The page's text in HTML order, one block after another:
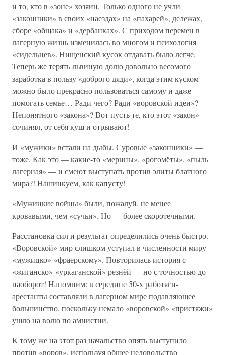
и то, кто в «зоне» хозяин. Только одного не учли
«законники» в своих «наездах» на «пахарей», дележах,
сборе «общака» и «дербанках». С приходом перемен в
лагерную жизнь изменилась во многом и психология
«сидельцев». Нищенский кусок отдавать было легче.
Теперь же терять львиную долю довольно весомого
заработка в пользу «доброго дяди», когда этим куском
можно было прекрасно пользоваться самому и даже
помогать семье… Ради чего? Ради «воровской идеи»?
Непонятного «закона»? Вот пусть те, кто этот «закон»
сочинял, от себя куш и отрывают!
И «мужики» встали на дыбы. Суровые «законники» —
тоже. Как это — какие-то «мерины», «рогомёты», «пыль
лагерная» — и смеют выступать против элиты блатного
мира?! Нашинкуем, как капусту!
«Мужицкие войны» были, пожалуй, не менее
кровавыми, чем «сучьи». Но — более скоротечными.
Расстановка сил и результат определились очень быстро.
«Воровской» мир слишком уступал в численности миру
«мужицко»-«фраерскому». Повторилась история с
«жиганско»-«уркаганской» резнёй — но с точностью до
наоборот! Напомним: в середине 50-х работяги-
арестанты составляли в лагерном мире подавляющее
большинство, поскольку немало «воровской» «пристяжи»
ушло на волю по амнистии.
К тому же на этот раз начальство опять выступило
против «воров», используя общее недовольство